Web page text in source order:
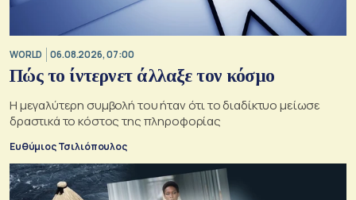
WORLD 06.08.2026, 07:00
Πώς το ίντερνετ άλλαξε τον κόσμο
Η μεγαλύτερη συμβολή του ήταν ότι το διαδίκτυο μείωσε
δραστικά το κόστος της πληροφορίας
Ευθύμιος Τσιλιόπουλος